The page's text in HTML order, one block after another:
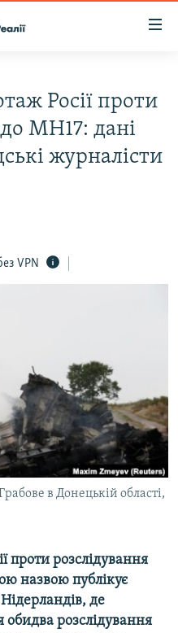
Росії проти
MH17: дані
журналісти
VPN
в Донецькій області,
проти розслідування
назвою публікує
де
обидва розслідування